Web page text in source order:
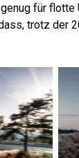
für flotte
trotz der